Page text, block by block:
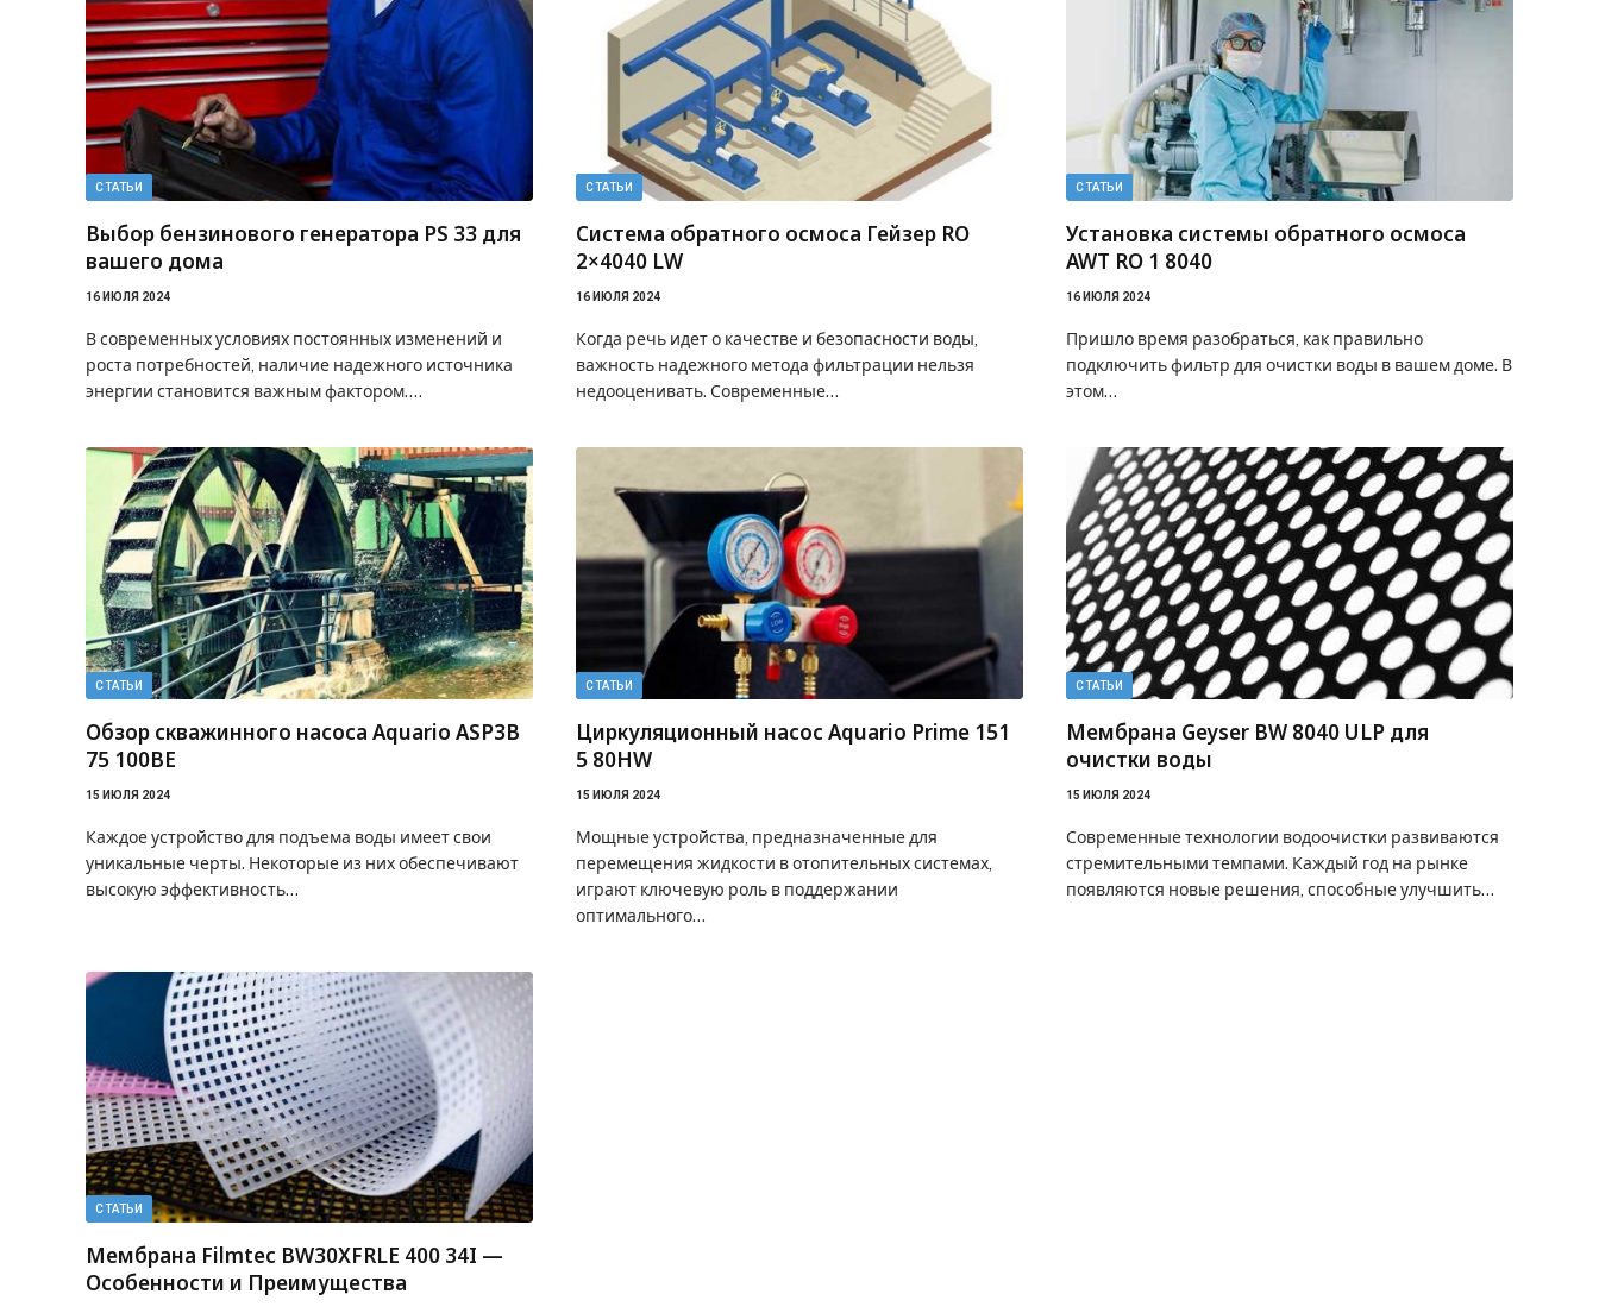
СТАТЬИ
Выбор бензинового генератора PS 33 для
вашего дома
16 ИЮЛЯ 2024
В современных условиях постоянных изменений и
роста потребностей, наличие надежного источника
энергии становится важным фактором.…
СТАТЬИ
Система обратного осмоса Гейзер RO
2×4040 LW
16 ИЮЛЯ 2024
Когда речь идет о качестве и безопасности воды,
важность надежного метода фильтрации нельзя
недооценивать. Современные…
СТАТЬИ
Установка системы обратного осмоса
AWT RO 1 8040
16 ИЮЛЯ 2024
Пришло время разобраться, как правильно
подключить фильтр для очистки воды в вашем доме. В
этом…
СТАТЬИ
Обзор скважинного насоса Aquario ASP3B
75 100BE
15 ИЮЛЯ 2024
Каждое устройство для подъема воды имеет свои
уникальные черты. Некоторые из них обеспечивают
высокую эффективность…
СТАТЬИ
Циркуляционный насос Aquario Prime 151
5 80HW
15 ИЮЛЯ 2024
Мощные устройства, предназначенные для
перемещения жидкости в отопительных системах,
играют ключевую роль в поддержании
оптимального…
СТАТЬИ
Мембрана Geyser BW 8040 ULP для
очистки воды
15 ИЮЛЯ 2024
Современные технологии водоочистки развиваются
стремительными темпами. Каждый год на рынке
появляются новые решения, способные улучшить…
СТАТЬИ
Мембрана Filmtec BW30XFRLE 400 34I —
Особенности и Преимущества